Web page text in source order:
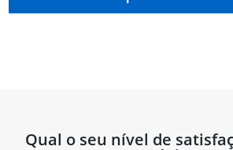
Qual o seu nível de